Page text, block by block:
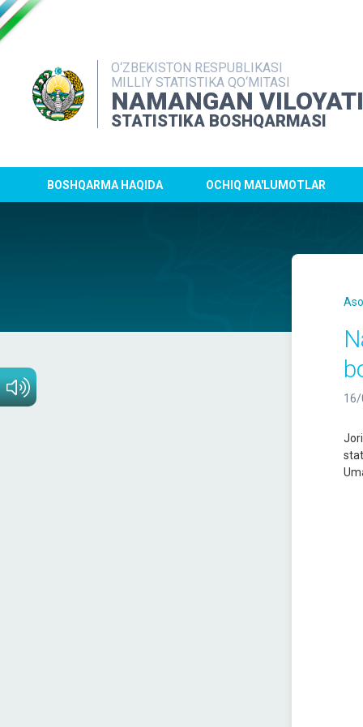
O‘ZBEKISTON RESPUBLIKASI
MILLIY STATISTIKA QO‘MITASI
NAMANGAN VILOYATI
STATISTIKA BOSHQARMASI
BOSHQARMA HAQIDA OCHIQ MA'LUMOTLAR